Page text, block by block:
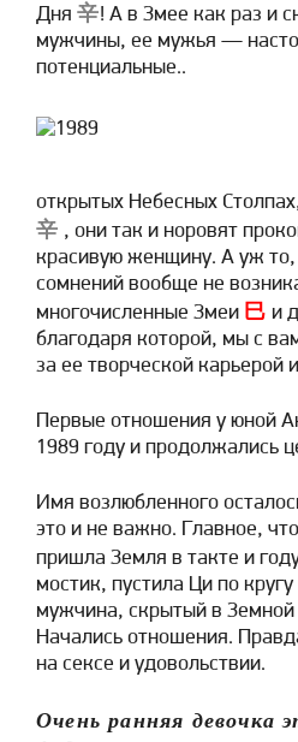
Дня 辛! А в Змее как раз и
мужчины, ее мужья —
потенциальные..
открытых Небесных
辛 , они так и норовят
красивую женщину. А уж то,
сомнений вообще не
многочисленные Змеи 巳 и
благодаря которой, мы с
за ее творческой карьерой
Первые отношения у юной
1989 году и продолжались
Имя возлюбленного
это и не важно. Главное,
пришла Земля в такте и
мостик, пустила Ци по
мужчина, скрытый в Земной
Начались отношения.
на сексе и удовольствии.
Очень ранняя девочка